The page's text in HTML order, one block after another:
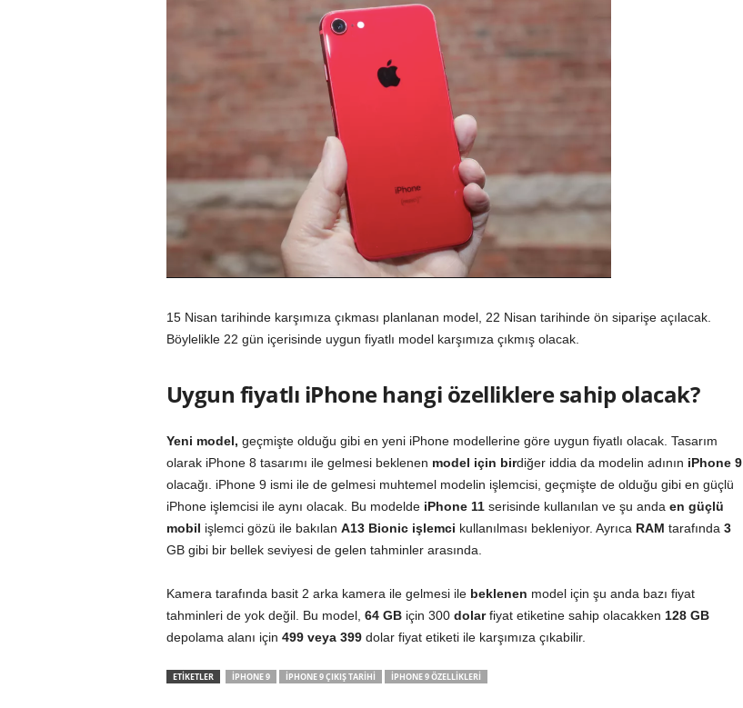
15 Nisan tarihinde karşımıza çıkması planlanan model, 22 Nisan tarihinde ön siparişe açılacak.
Böylelikle 22 gün içerisinde uygun fiyatlı model karşımıza çıkmış olacak.
Uygun fiyatlı iPhone hangi özelliklere sahip olacak?
Yeni model, geçmişte olduğu gibi en yeni iPhone modellerine göre uygun fiyatlı olacak. Tasarım
olarak iPhone 8 tasarımı ile gelmesi beklenen model için birdiğer iddia da modelin adının iPhone 9
olacağı. iPhone 9 ismi ile de gelmesi muhtemel modelin işlemcisi, geçmişte de olduğu gibi en güçlü
iPhone işlemcisi ile aynı olacak. Bu modelde iPhone 11serisinde kullanılan ve şu anda en güçlü
mobil işlemci gözü ile bakılan A13 Bionic işlemci kullanılması bekleniyor. Ayrıca RAM tarafında 3
GB gibi bir bellek seviyesi de gelen tahminler arasında.
Kamera tarafında basit 2 arka kamera ile gelmesi ile beklenen model için şu anda bazı fiyat
tahminleri de yok değil. Bu model, 64 GBiçin 300 dolarfiyat etiketine sahip olacakken 128 GB
depolama alanı için 499 veya 399dolar fiyat etiketi ile karşımıza çıkabilir.
ETİKETLER IPHONE 9 IPHONE 9 ÇIKIŞ TARIHI IPHONE 9 ÖZELLIKLERI